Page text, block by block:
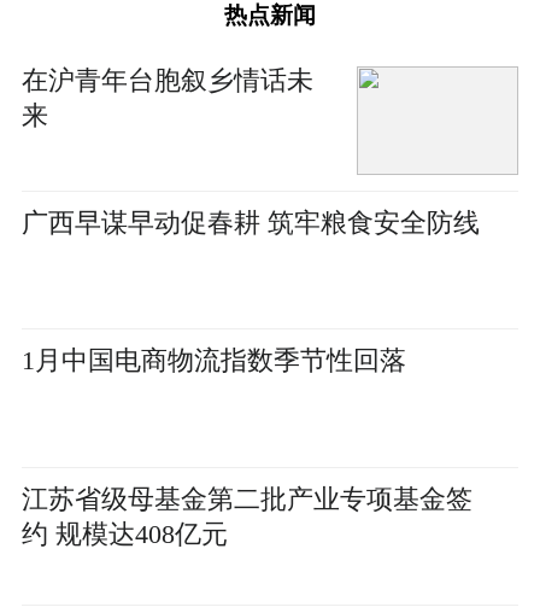
热点新闻
在沪青年台胞叙乡情话未
来
广西早谋早动促春耕 筑牢粮食安全防线
1月中国电商物流指数季节性回落
江苏省级母基金第二批产业专项基金签
约 规模达408亿元